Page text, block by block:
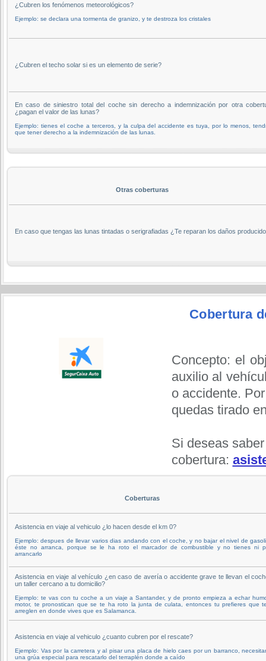
¿Cubren los fenómenos meteorológicos?
Ejemplo: se declara una tormenta de granizo, y te destroza los cristales
¿Cubren el techo solar si es un elemento de serie?
En caso de siniestro total del coche sin derecho a indemnización por otra
¿pagan el valor de las lunas?
Ejemplo: tienes el coche a terceros, y la culpa del accidente es tuya, por lo menos,
que tener derecho a la indemnización de las lunas.
Otras coberturas
En caso que tengas las lunas tintadas o serigrafiadas ¿Te reparan los daños
Cobertura
Concepto: el
auxilio al
o accidente.
quedas tirado
Si deseas
cobertura:
Coberturas
Asistencia en viaje al vehiculo ¿lo hacen desde el km 0?
Ejemplo: despues de llevar varios dias andando con el coche, y no bajar el nivel de
éste no arranca, porque se le ha roto el marcador de combustible y no tienes ni
arrancarlo
Asistencia en viaje al vehículo ¿en caso de avería o accidente grave te llevan el
un taller cercano a tu domicilio?
Ejemplo: te vas con tu coche a un viaje a Santander, y de pronto empieza a echar
motor, te pronostican que se te ha roto la junta de culata, entonces tu prefieres que
arreglen en donde vives que es Salamanca.
Asistencia en viaje al vehiculo ¿cuanto cubren por el rescate?
Ejemplo: Vas por la carretera y al pisar una placa de hielo caes por un barranco,
una grúa especial para rescatarlo del terraplén donde a caído